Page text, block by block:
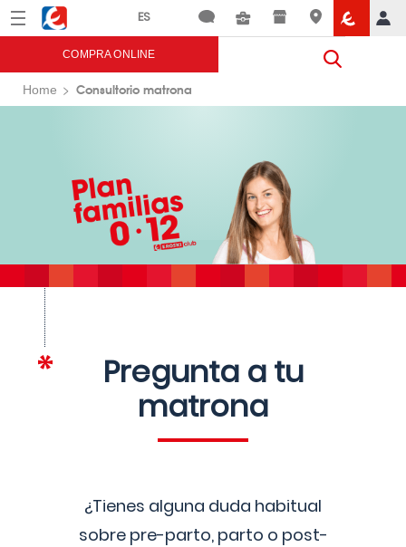
Menú Eroski
COMPRA ONLINE
Home Consultorio matrona
Pregunta a tu
matrona
¿Tienes alguna duda habitual
sobre pre-parto, parto o post-